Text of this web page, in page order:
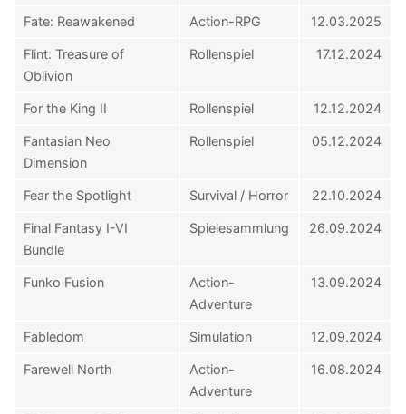
Fate: Reawakened Action-RPG 12.03.2025
Flint: Treasure of
Oblivion
Rollenspiel 17.12.2024
For the King II Rollenspiel 12.12.2024
Fantasian Neo
Dimension
Rollenspiel 05.12.2024
Fear the Spotlight Survival / Horror 22.10.2024
Final Fantasy I-VI
Bundle
Spielesammlung 26.09.2024
Funko Fusion
Action-
Adventure
13.09.2024
Fabledom Simulation 12.09.2024
Farewell North
Action-
Adventure
16.08.2024